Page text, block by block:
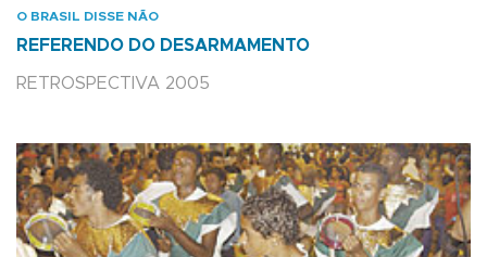
O BRASIL DISSE NÃO
REFERENDO DO DESARMAMENTO
RETROSPECTIVA 2005